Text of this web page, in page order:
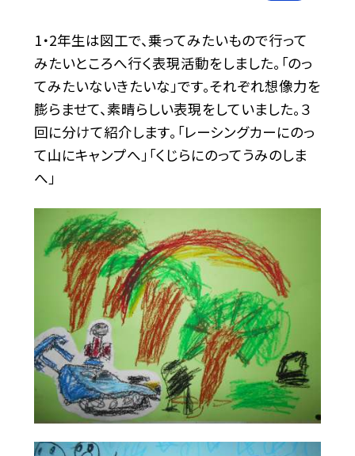
1・2年生は図工で、乗ってみたいもので行って
みたいところへ行く表現活動をしました。「のっ
てみたいないきたいな」です。それぞれ想像力を
膨らませて、素晴らしい表現をしていました。３
回に分けて紹介します。「レーシングカーにのっ
て山にキャンプへ」「くじらにのってうみのしま
へ」